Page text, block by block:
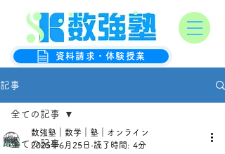
数強塾
オンライン数学克服塾
資料請求・体験授業
記事
全ての記事
全ての記事
数強塾｜数学｜塾｜オンライン
2025年6月25日 読了時間: 4分